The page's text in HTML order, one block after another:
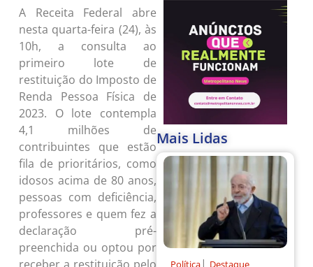
A Receita Federal abre
nesta quarta-feira (24), às
10h, a consulta ao
primeiro lote de
restituição do Imposto de
Renda Pessoa Física de
2023. O lote contempla
4,1 milhões de
contribuintes que estão
fila de prioritários, como
idosos acima de 80 anos,
pessoas com deficiência,
professores e quem fez a
declaração pré-
preenchida ou optou por
Mais Lidas
|